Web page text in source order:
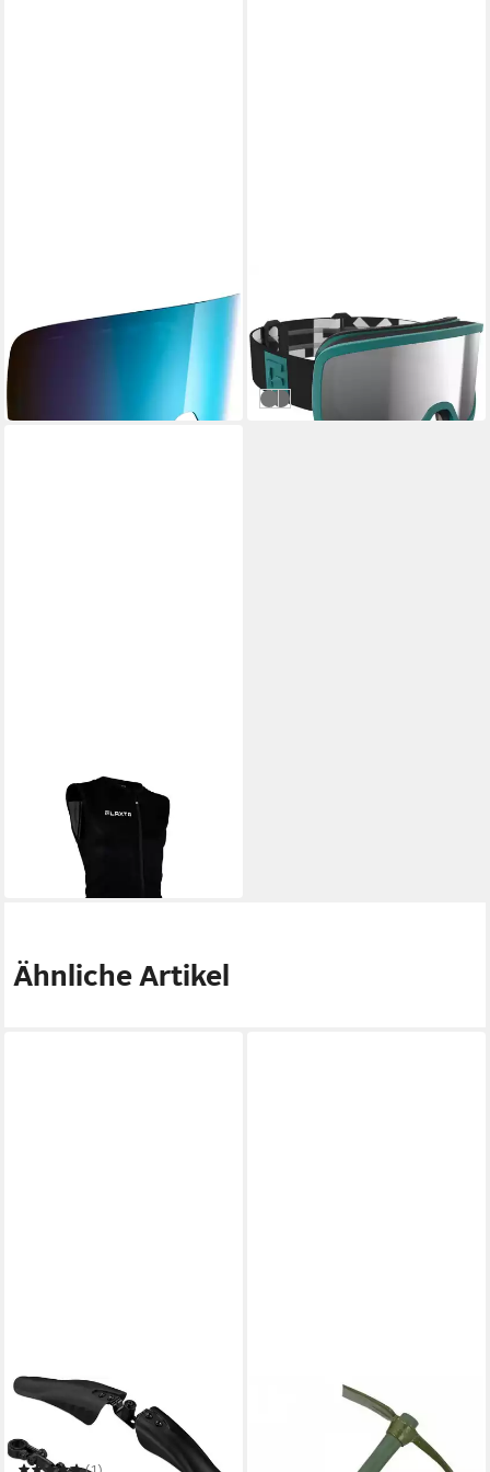
Skibrille Solid Spare Lens
45,95 €
Skibrille Solid
100,35 € UVP119,95 €
-16%
in 2-3 Werktagen bei dir
tealdull grey
FLAXTA
Protektorenweste Flaxta
Rückenprotektor Behold men
195,00 €
in 3-4 Werktagen bei dir
Ähnliche Artikel
LUCHS
Schutzblech Schutzblech-Set
für 20–29 Zoll für
Montainbike MTB Leicht zu
Doppelhacke Pickel, U.S. mit
Holzstiel oliv neu